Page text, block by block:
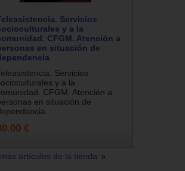
Servicios
y a la
CFGM. Atención a
en situación de
Servicios
y a la
CFGM. Atención a
en situación de
€
artículos de la tienda